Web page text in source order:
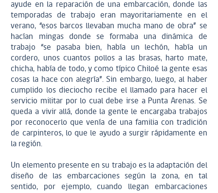
ayude en la reparación de una embarcación, donde las
temporadas de trabajo eran mayoritariamente en el
verano, “esos barcos llevaban mucha mano de obra” se
hacían mingas donde se formaba una dinámica de
trabajo “se pasaba bien, había un lechón, había un
cordero, unos cuantos pollos a las brasas, harto mate,
chicha, había de todo, y como típico Chiloé la gente esas
cosas la hace con alegría”. Sin embargo, luego, al haber
cumplido los dieciocho recibe el llamado para hacer el
servicio militar por lo cual debe irse a Punta Arenas. Se
queda a vivir allá, donde la gente le encargaba trabajos
por reconocerlo que venía de una familia con tradición
de carpinteros, lo que le ayudo a surgir rápidamente en
la región.
Un elemento presente en su trabajo es la adaptación del
diseño de las embarcaciones según la zona, en tal
sentido, por ejemplo, cuando llegan embarcaciones